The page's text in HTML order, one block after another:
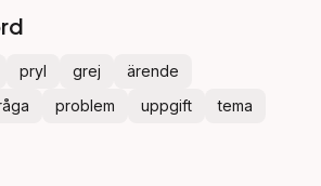
pryl grej
ärende
problem uppgift
tema